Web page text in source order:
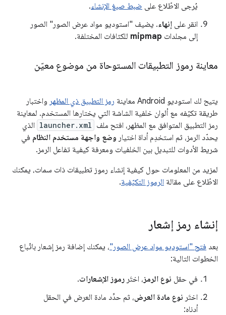
يُرجى الاطّلاع على ضبط صيغ الإنشاء.
انقر على إنهاء. يضيف "استوديو مواد عرض الصور" الصور
إلى مجلدات mipmap للكثافات المختلفة.
معاينة رموز التطبيقات المستوحاة من موضوع معيّن
يتيح لك استوديو Android معاينة رمز التطبيق ذي المظهر واختبار
طريقة تكيّفه مع ألوان خلفية الشاشة التي يختارها المستخدم. لمعاينة
رمز التطبيق المتوافق مع المظهر، افتح ملف launcher.xml الذي
يحدّد الرمز، ثم استخدِم أداة اختيار وضع واجهة مستخدم النظام في
شريط الأدوات للتبديل بين الخلفيات ومعرفة كيفية تفاعل الرمز.
لمزيد من المعلومات حول كيفية إنشاء رموز تطبيقات ذات سمات، يمكنك
الاطّلاع على مقالة الرموز التكيّفية.
إنشاء رمز إشعار
بعد فتح "استوديو مواد عرض الصور"، يمكنك إضافة رمز إشعار باتّباع
الخطوات التالية:
في حقل نوع الرمز، اختَر رموز الإشعارات.
اختَر نوع مادة العرض، ثم حدِّد مادة العرض في الحقل
أدناه: